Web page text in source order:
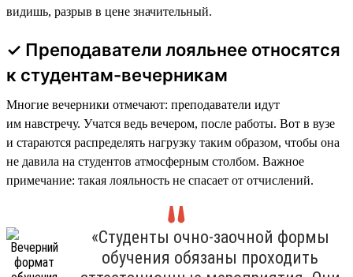
видишь, разрыв в цене значительный.
✓ Преподаватели лояльнее относятся
к студентам-вечерникам
Многие вечерники отмечают: преподаватели идут
им навстречу. Учатся ведь вечером, после работы. Вот в вузе
и стараются распределять нагрузку таким образом, чтобы она
не давила на студентов атмосферным столбом. Важное
примечание: такая лояльность не спасает от отчислений.
«Студенты очно-заочной формы
обучения обязаны проходить